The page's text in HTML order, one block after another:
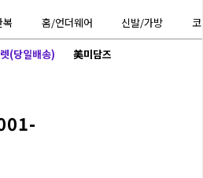
복 홈/언더웨어 신발/가방
(당일배송) 美미담즈